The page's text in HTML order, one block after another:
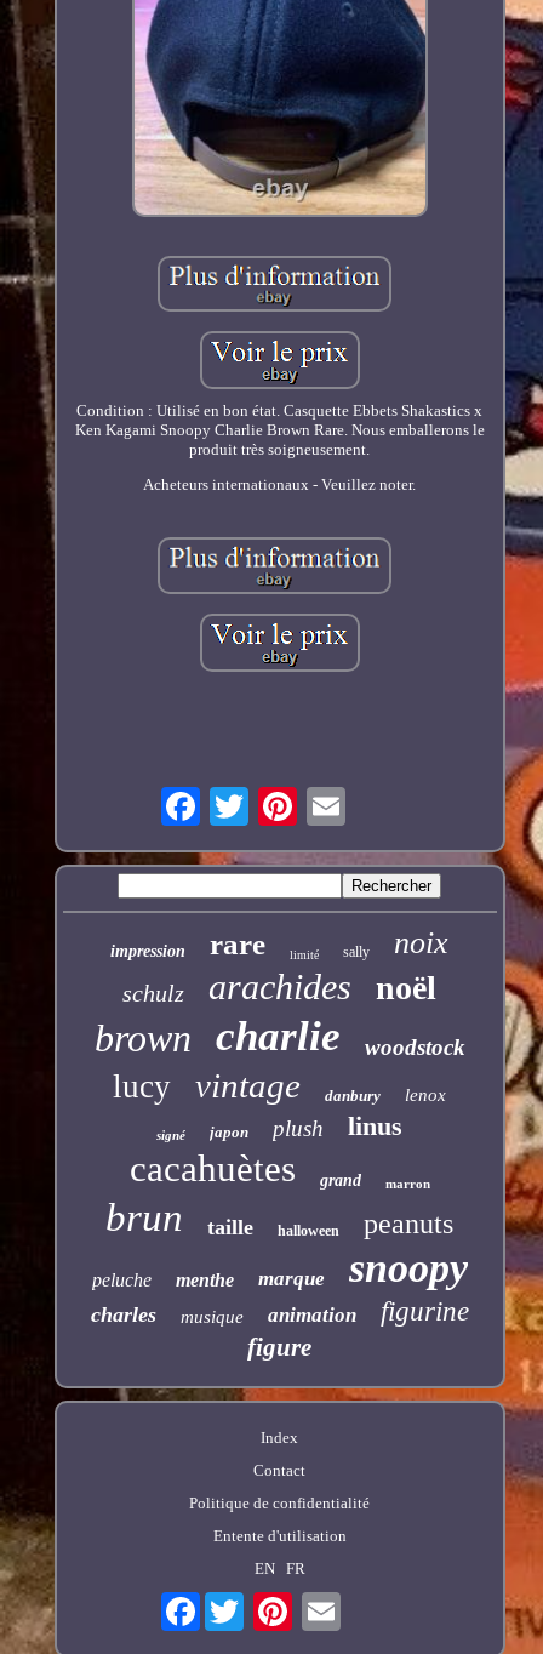
Condition : Utilisé en bon état. Casquette Ebbets Shakastics x
Ken Kagami Snoopy Charlie Brown Rare. Nous emballerons le
produit très soigneusement.
Acheteurs internationaux - Veuillez noter.
impression rare limité sally noix
schulz arachides noël
brown charlie woodstock
lucy vintage danbury lenox
signé japon plush linus
cacahuètes grand marron
brun taille halloween peanuts
peluche menthe marque snoopy
charles musique animation figurine
figure
Index
Contact
Politique de confidentialité
Entente d'utilisation
EN
FR
Facebook